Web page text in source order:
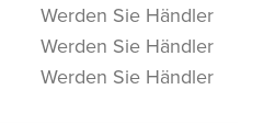
Werden Sie Händler
Werden Sie Händler
Werden Sie Händler